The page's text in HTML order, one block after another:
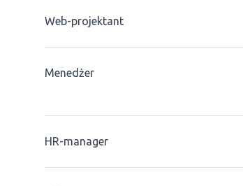
Web-projektant
Menedżer
HR-manager